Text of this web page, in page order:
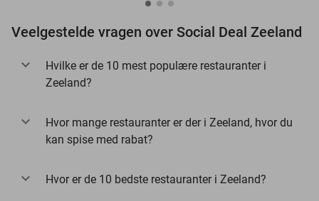
Veelgestelde vragen over Social Deal Zeeland
Hvilke er de 10 mest populære restauranter i
Zeeland?
Hvor mange restauranter er der i Zeeland, hvor du
kan spise med rabat?
Hvor er de 10 bedste restauranter i Zeeland?